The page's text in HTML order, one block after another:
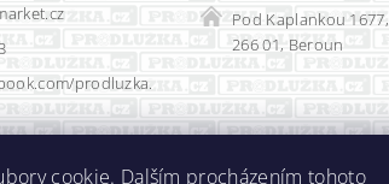
prodluzka.
Pod Kaplankou 1677,
266 01, Beroun
cookie. Dalším procházením tohoto